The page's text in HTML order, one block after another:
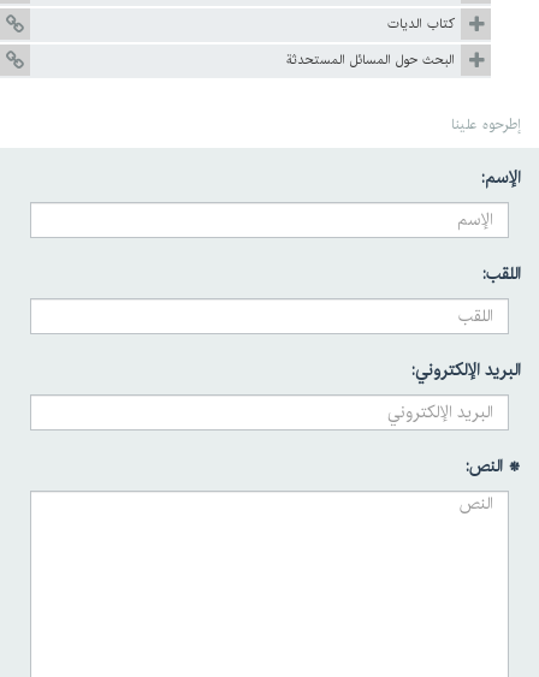
كتاب الديات
البحث حول المسائل المستحدثة
إطرحوه علينا
الإسم:
اللقب:
البريد الإلكتروني:
* النص: